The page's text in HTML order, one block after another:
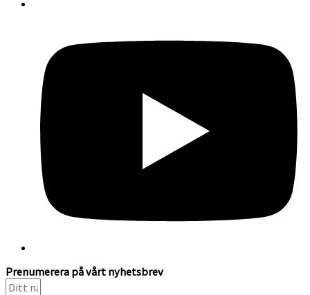
Prenumerera på vårt nyhetsbrev